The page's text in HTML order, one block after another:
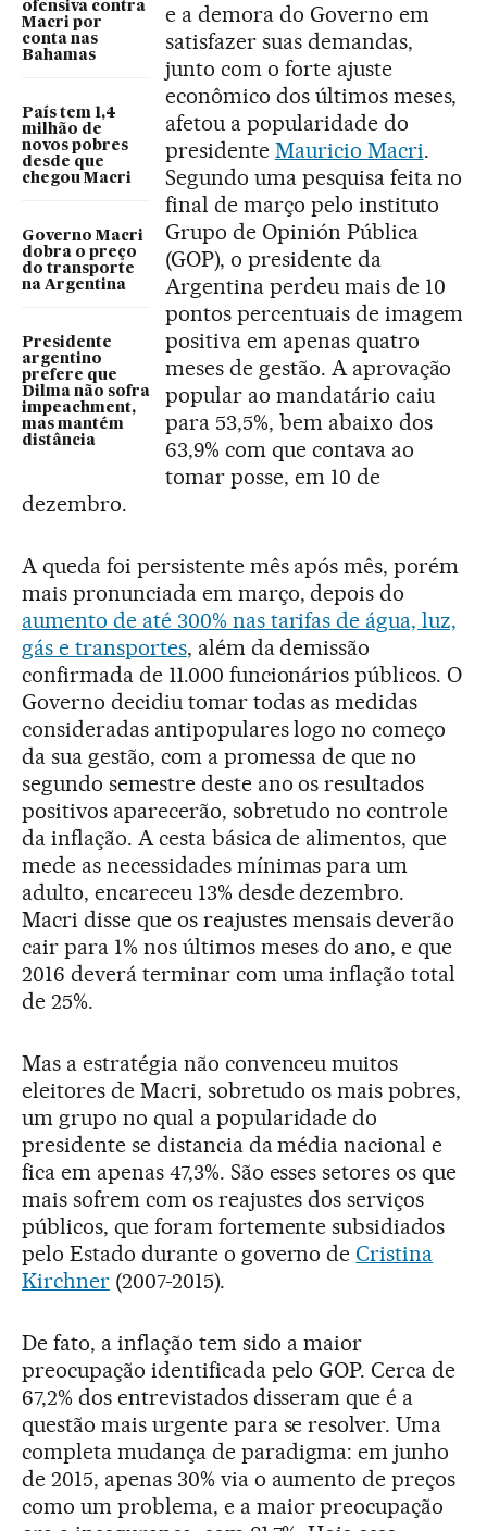
ofensiva contra
Macri por
conta nas
Bahamas
País tem 1,4
milhão de
novos pobres
desde que
chegou Macri
Governo Macri
dobra o preço
do transporte
na Argentina
Presidente
argentino
prefere que
Dilma não sofra
impeachment,
mas mantém
distância
e a demora do Governo em
satisfazer suas demandas,
junto com o forte ajuste
econômico dos últimos meses,
afetou a popularidade do
presidente Mauricio Macri.
Segundo uma pesquisa feita no
final de março pelo instituto
Grupo de Opinión Pública
(GOP), o presidente da
Argentina perdeu mais de 10
pontos percentuais de imagem
positiva em apenas quatro
meses de gestão. A aprovação
popular ao mandatário caiu
para 53,5%, bem abaixo dos
63,9% com que contava ao
tomar posse, em 10 de
dezembro.
A queda foi persistente mês após mês, porém
mais pronunciada em março, depois do
aumento de até 300% nas tarifas de água, luz,
gás e transportes, além da demissão
confirmada de 11.000 funcionários públicos. O
Governo decidiu tomar todas as medidas
consideradas antipopulares logo no começo
da sua gestão, com a promessa de que no
segundo semestre deste ano os resultados
positivos aparecerão, sobretudo no controle
da inflação. A cesta básica de alimentos, que
mede as necessidades mínimas para um
adulto, encareceu 13% desde dezembro.
Macri disse que os reajustes mensais deverão
cair para 1% nos últimos meses do ano, e que
2016 deverá terminar com uma inflação total
de 25%.
Mas a estratégia não convenceu muitos
eleitores de Macri, sobretudo os mais pobres,
um grupo no qual a popularidade do
presidente se distancia da média nacional e
fica em apenas 47,3%. São esses setores os que
mais sofrem com os reajustes dos serviços
públicos, que foram fortemente subsidiados
pelo Estado durante o governo deCristina
Kirchner(2007-2015).
De fato, a inflação tem sido a maior
preocupação identificada pelo GOP. Cerca de
67,2% dos entrevistados disseram que é a
questão mais urgente para se resolver. Uma
completa mudança de paradigma: em junho
de 2015, apenas 30% via o aumento de preços
como um problema, e a maior preocupação